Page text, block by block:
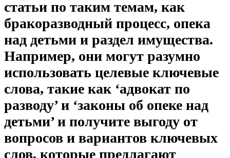
статьи по таким темам, как
бракоразводный процесс, опека
над детьми и раздел имущества.
Например, они могут разумно
использовать целевые ключевые
слова, такие как ‘адвокат по
разводу’ и ‘законы об опеке над
детьми’ и получите выгоду от
вопросов и вариантов ключевых
слов, которые предлагают